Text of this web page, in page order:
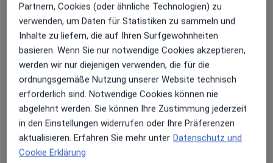
Zu Google Mapsöffnet in einer neuen
Verfügbarkeit
Dr. med. Thomas Wierer bietet an diesem
Standort über Jameda keine Online-
Terminbuchung an
Zahlungsmodalitäten (private Besuche)
Akzeptierte Versicherungen
Partnern, Cookies (oder ähnliche Technologien) zu
verwenden, um Daten für Statistiken zu sammeln und
Inhalte zu liefern, die auf Ihren Surfgewohnheiten
basieren. Wenn Sie nur notwendige Cookies akzeptieren,
werden wir nur diejenigen verwenden, die für die
ordnungsgemäße Nutzung unserer Website technisch
erforderlich sind. Notwendige Cookies können nie
abgelehnt werden. Sie können Ihre Zustimmung jederzeit
in den Einstellungen widerrufen oder Ihre Präferenzen
aktualisieren. Erfahren Sie mehr unter Datenschutz und
Cookie Erklärung